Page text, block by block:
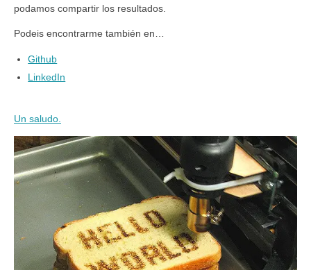
podamos compartir los resultados.
Podeis encontrarme también en…
Github
LinkedIn
Un saludo.